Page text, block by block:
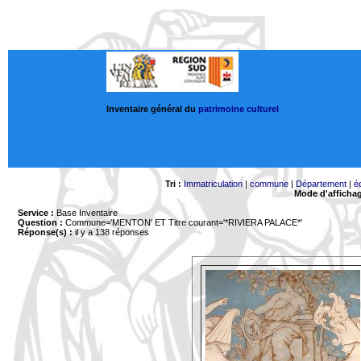
Inventaire général du patrimoine culturel
Tri : Immatriculation|commune| Département|
Mode
Service : Base Inventaire
Question : Commune='MENTON' ET Titre courant='*RIVIERA PALACE*'
Réponse(s) :il y a 138 réponses